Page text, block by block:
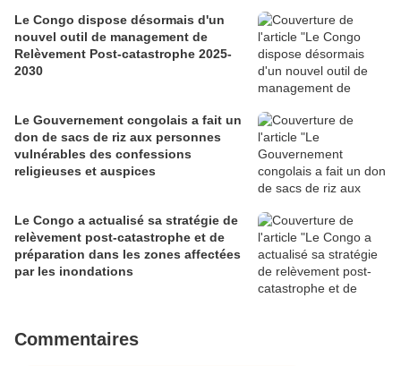
Le Congo dispose désormais d'un
nouvel outil de management de
Relèvement Post-catastrophe 2025-
2030
Le Gouvernement congolais a fait un
don de sacs de riz aux personnes
vulnérables des confessions
religieuses et auspices
Le Congo a actualisé sa stratégie de
relèvement post-catastrophe et de
préparation dans les zones affectées
par les inondations
Commentaires